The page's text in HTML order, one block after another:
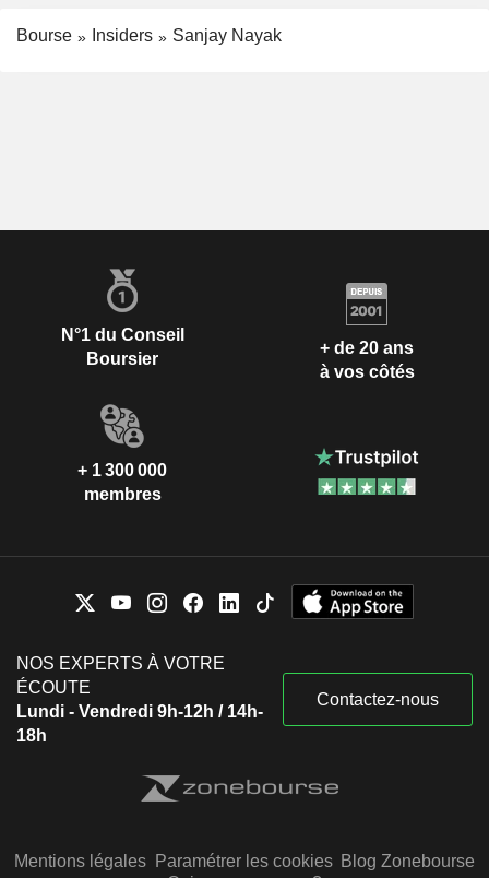
Bourse Insiders Sanjay Nayak
N°1 du Conseil
Boursier
+ de 20 ans
à vos côtés
+ 1 300 000
membres
NOS EXPERTS À VOTRE
ÉCOUTE
Lundi - Vendredi 9h-12h / 14h-
18h
Contactez-nous
Mentions légales Paramétrer les cookies Blog Zonebourse